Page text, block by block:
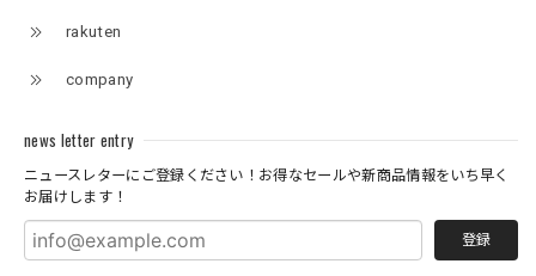
rakuten
company
news letter entry
ニュースレターにご登録ください！お得なセールや新商品情報をいち早く
お届けします！
登録